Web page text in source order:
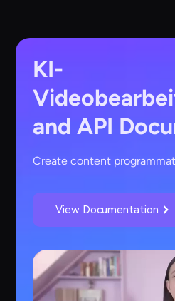
KI-
and API
Create content
View Documentation